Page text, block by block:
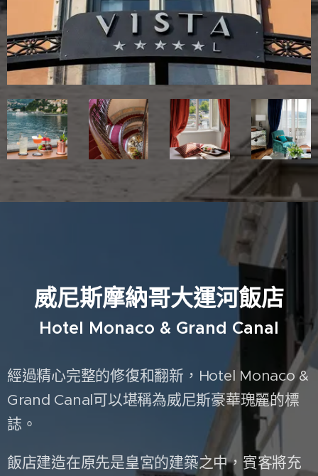
威尼斯摩納哥大運河飯店
Hotel Monaco & Grand Canal
經過精心完整的修復和翻新，Hotel Monaco &
Grand Canal可以堪稱為威尼斯豪華瑰麗的標
誌。
飯店建造在原先是皇宮的建築之中，賓客將充